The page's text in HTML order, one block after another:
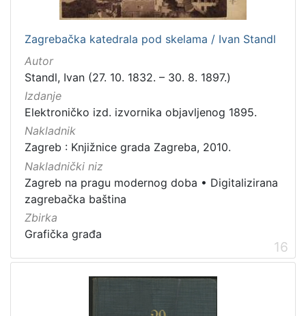
Zagrebačka katedrala pod skelama / Ivan Standl
Autor
Standl, Ivan (27. 10. 1832. – 30. 8. 1897.)
Izdanje
Elektroničko izd. izvornika objavljenog 1895.
Nakladnik
Zagreb : Knjižnice grada Zagreba, 2010.
Nakladnički niz
Zagreb na pragu modernog doba • Digitalizirana
zagrebačka baština
Zbirka
Grafička građa
16